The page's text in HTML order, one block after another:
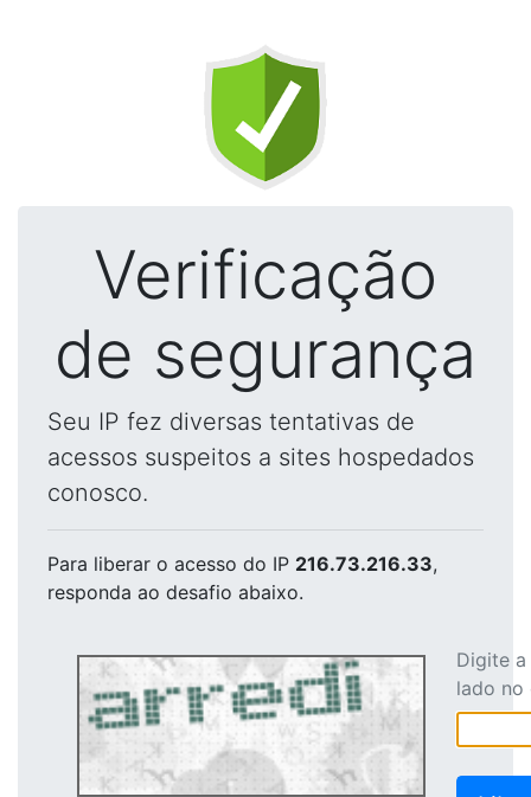
Verificação
de segurança
Seu IP fez diversas tentativas de
acessos suspeitos a sites hospedados
conosco.
Para liberar o acesso do IP 216.73.216.33,
responda ao desafio abaixo.
Digite
lado no